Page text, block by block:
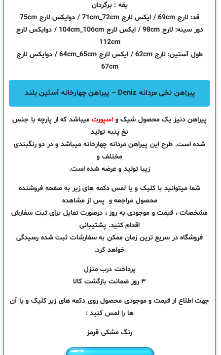
یقه : برگردان
قد: لارج 69cm / ایکس لارج 71cm_72cm / دوایکس لارج 75cm
دور سینه: لارج 98cm / ایکس لارج 104cm_106cm / دوایکس لارج
112cm
طول آستین: لارج 62cm / ایکس لارج 64cm_65cm / دوایکس لارج
67cm
پیراهن نخی مردانه Deniz – پیراهن چهارخانه آستین بلند
پیراهن دنیز یک محصول شیک و اسپورت میباشد که از پارچه با جنس
نخ پنبه تولید
شده است. طرح این پیراهن مردانه چهارخانه میباشد و در دو رنگبندی
مختلف و
زیبا تولید و عرضه شده است.
شما میتوانید با کلیک و یا لمس دکمه های زیر به صفحه فروشنده
محصول مراجعه و پس از مشاهده
مشخصات ، قیمت و موجودی به روز ، درصورت تمایل برای ثبت سفارش
اقدام کنید. پشتیبانی
فروشگاه در سریع ترین زمان ممکن به سفارشات ثبت شده رسیدگی
خواهد کرد.
پرداخت درب منزل
۳ روز ضمانت بازگشت کالا
جهت اطلاع از قیمت و موجودی محصول روی دکمه های زیر کلیک و یا آن
ها را لمس کنید :
رنگ مشکی قرمز